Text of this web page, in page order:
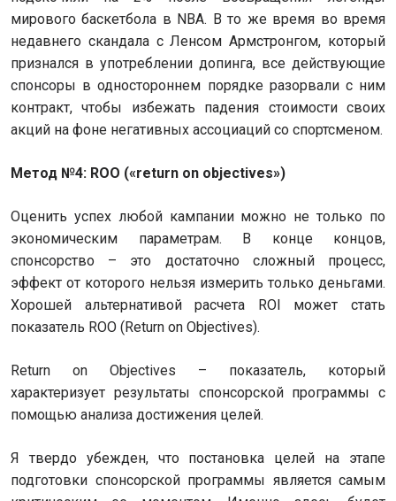
мирового баскетбола в NBA. В то же время во время
недавнего скандала с Ленсом Армстронгом, который
признался в употреблении допинга, все действующие
спонсоры в одностороннем порядке разорвали с ним
контракт, чтобы избежать падения стоимости своих
акций на фоне негативных ассоциаций со спортсменом.
Метод №4: ROO («return on objectives»)
Оценить успех любой кампании можно не только по
экономическим параметрам. В конце концов,
спонсорство – это достаточно сложный процесс,
эффект от которого нельзя измерить только деньгами.
Хорошей альтернативой расчета ROI может стать
показатель ROO (Return on Objectives).
Return on Objectives – показатель, который
характеризует результаты спонсорской программы с
помощью анализа достижения целей.
Я твердо убежден, что постановка целей на этапе
подготовки спонсорской программы является самым